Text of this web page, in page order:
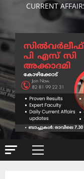
CURRENT
Primary